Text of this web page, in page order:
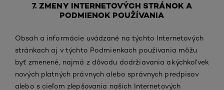
7. ZMENY INTERNETOVÝCH STRÁNOK A
PODMIENOK POUŽÍVANIA
Obsah a informácie uvádzané na týchto Internetových
stránkach aj v týchto Podmienkach používania môžu
byť zmenené, najmä z dôvodu dodržiavania akýchkoľvek
nových platných právnych alebo správnych predpisov
alebo s cieľom zlepšovania našich Internetových